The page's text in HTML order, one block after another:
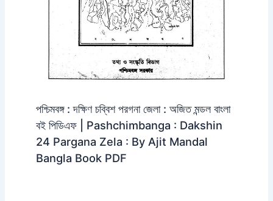
পশ্চিমবঙ্গ : দক্ষিণ চব্বিশ পরগনা জেলা : অজিত মন্ডল বাংলা
বই পিডিএফ | Pashchimbanga : Dakshin
24 Pargana Zela : By Ajit Mandal
Bangla Book PDF